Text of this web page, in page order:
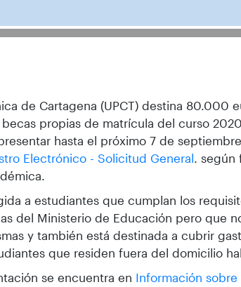
de Cartagena (UPCT) destina 80.000
propias de matrícula del curso
hasta el próximo 7 de
Electrónico - Solicitud General. según
a estudiantes que cumplan los
del Ministerio de Educación pero que
y también está destinada a cubrir
que residen fuera del domicilio
se encuentra en Información sobre